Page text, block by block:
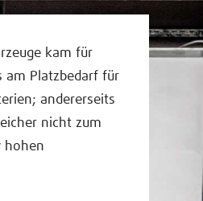
kam für
am Platzbedarf für
andererseits
nicht zum
hohen